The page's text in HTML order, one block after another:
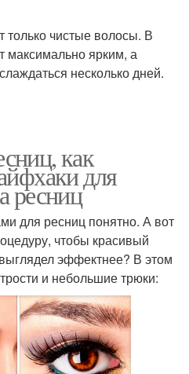
только чистые волосы. В
максимально ярким, а
несколько дней.
как
для
ресниц
для ресниц понятно. А вот
чтобы красивый
эффектнее? В этом
и небольшие трюки: